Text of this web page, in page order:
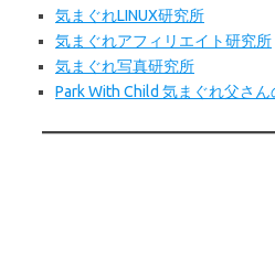
気まぐれLINUX研究所
気まぐれアフィリエイト研究所
気まぐれ写真研究所
Park With Child 気まぐれ父さ